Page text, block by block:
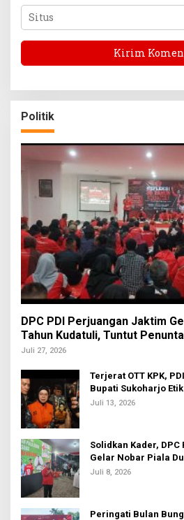
Politik
DPC PDI Perjuangan Jaktim
Tahun Kudatuli, Tuntut
Intelektual
Juli 27, 2026
Terjerat OTT KPK,
Bupati Sukoharjo
Juli 13, 2026
Solidkan Kader,
Gelar Nobar Piala
Juli 8, 2026
Peringati Bulan Bung